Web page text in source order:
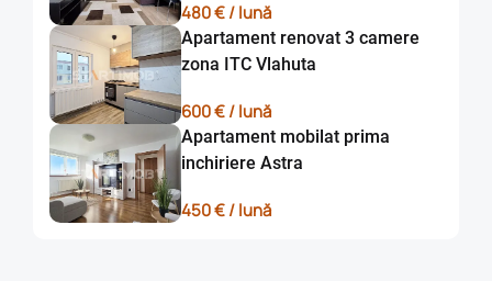
480 € / lună
Apartament renovat 3 camere
zona ITC Vlahuta
600 € / lună
Apartament mobilat prima
inchiriere Astra
450 € / lună